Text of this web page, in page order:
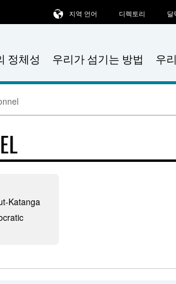
정체성 우리가 섬기는 방법 우
지역 언어 디렉토리 달
Katanga